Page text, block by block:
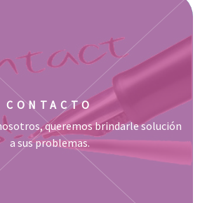
CONTACTO
queremos brindarle solución
a sus problemas.